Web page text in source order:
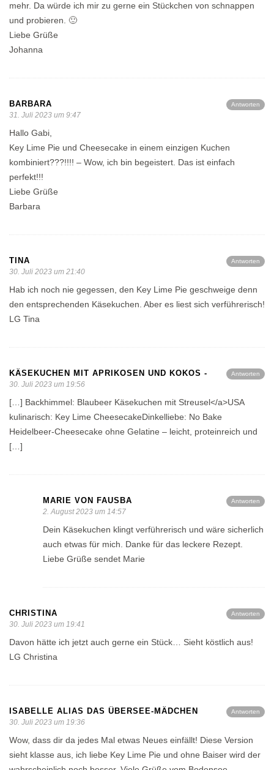
mehr. Da würde ich mir zu gerne ein Stückchen von schnappen
und probieren. 🙂
Liebe Grüße
Johanna
Antworten
BARBARA
31. Juli 2023 um 9:47
Hallo Gabi,
Key Lime Pie und Cheesecake in einem einzigen Kuchen
kombiniert???!!!! – Wow, ich bin begeistert. Das ist einfach
perfekt!!!
Liebe Grüße
Barbara
Antworten
TINA
30. Juli 2023 um 21:40
Hab ich noch nie gegessen, den Key Lime Pie geschweige denn
den entsprechenden Käsekuchen. Aber es liest sich verführerisch!
LG Tina
Antworten
KÄSEKUCHEN MIT APRIKOSEN UND KOKOS -
30. Juli 2023 um 19:56
[…] Backhimmel: Blaubeer Käsekuchen mit Streusel</a>USA
kulinarisch: Key Lime CheesecakeDinkelliebe: No Bake
Heidelbeer-Cheesecake ohne Gelatine – leicht, proteinreich und
[…]
Antworten
MARIE VON FAUSBA
2. August 2023 um 14:57
Dein Käsekuchen klingt verführerisch und wäre sicherlich
auch etwas für mich. Danke für das leckere Rezept.
Liebe Grüße sendet Marie
Antworten
CHRISTINA
30. Juli 2023 um 19:41
Davon hätte ich jetzt auch gerne ein Stück… Sieht köstlich aus!
LG Christina
Antworten
ISABELLE ALIAS DAS ÜBERSEE-MÄDCHEN
30. Juli 2023 um 19:36
Wow, dass dir da jedes Mal etwas Neues einfällt! Diese Version
sieht klasse aus, ich liebe Key Lime Pie und ohne Baiser wird der